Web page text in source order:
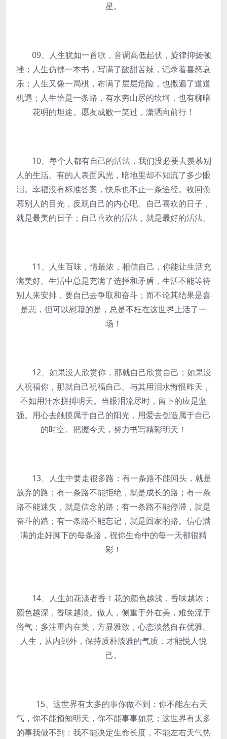
星。
09、人生犹如一首歌，音调高低起伏，旋律抑扬顿
挫；人生仿佛一本书，写满了酸甜苦辣，记录着喜怒哀
乐；人生又像一局棋，布满了层层危险，也撒遍了道道
机遇；人生恰是一条路，有水穷山尽的坎坷，也有柳暗
花明的坦途。愿友成败一笑过，潇洒向前行！
10、每个人都有自己的活法，我们没必要去羡慕别
人的生活。有的人表面风光，暗地里却不知流了多少眼
泪。幸福没有标准答案，快乐也不止一条途径。收回羡
慕别人的目光，反观自己的内心吧。自己喜欢的日子，
就是最美的日子；自己喜欢的活法，就是最好的活法。
11、人生百味，情最浓，相信自己，你能让生活充
满美好。生活中总是充满了选择和矛盾，生活不能等待
别人来安排，要自已去争取和奋斗；而不论其结果是喜
是悲，但可以慰藉的是，总是不枉在这世界上活了一
场！
12、如果没人欣赏你，那就自己欣赏自己；如果没
人祝福你，那就自己祝福自己。与其用泪水悔恨昨天，
不如用汗水拼搏明天。当眼泪流尽时，留下的应是坚
强。用心去触摸属于自己的阳光，用爱去创造属于自己
的时空。把握今天，努力书写精彩明天！
13、人生中要走很多路：有一条路不能回头，就是
放弃的路；有一条路不能拒绝，就是成长的路；有一条
路不能迷失，就是信念的路；有一条路不能停滞，就是
奋斗的路；有一条路不能忘记，就是回家的路。信心满
满的走好脚下的每条路，祝你生命中的每一天都很精
彩！
14、人生如花淡者香！花的颜色越浅，香味越浓；
颜色越深，香味越淡。做人，侧重于外在美，难免流于
俗气；多注重内在美，方显雅致，心态淡然自在优雅。
人生，从内到外，保持质朴淡雅的气质，才能悦人悦
己。
15、这世界有太多的事你做不到：你不能左右天
气，你不能预知明天，你不能事事如意；这世界有太多
的事我做不到：我不能决定生命长度，不能左右天气热